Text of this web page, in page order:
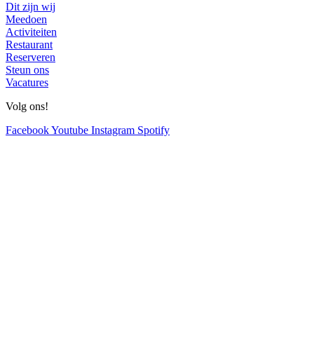
Dit zijn wij
Meedoen
Activiteiten
Restaurant
Reserveren
Steun ons
Vacatures
Volg ons!
FacebookYoutube Instagram Spotify